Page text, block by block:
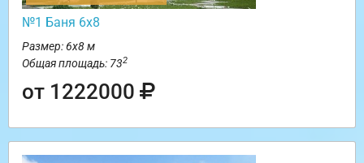
№1 Баня 6х8
Размер: 6х8 м
Общая площадь: 732
от 1222000